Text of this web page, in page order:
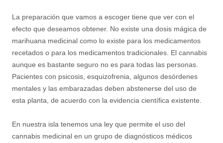
La preparación que vamos a escoger tiene que ver con el
efecto que deseamos obtener. No existe una dosis mágica de
marihuana medicinal como lo existe para los medicamentos
recetados o para los medicamentos tradicionales. El cannabis
aunque es bastante seguro no es para todas las personas.
Pacientes con psicosis, esquizofrenia, algunos desórdenes
mentales y las embarazadas deben abstenerse del uso de
esta planta, de acuerdo con la evidencia científica existente.
En nuestra isla tenemos una ley que permite el uso del
cannabis medicinal en un grupo de diagnósticos médicos